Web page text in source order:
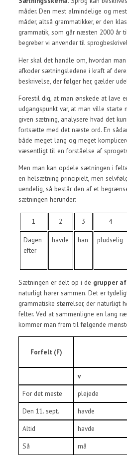
måder. Den mest almindelige og
måder, altså grammatikker, er den
grammatik, som går næsten 2000 år
begreber vi anvender til
Her skal det handle om, hvordan
afkoder sætningsledene i kraft af
beskrivelse, der følger her, gælder
Forestil dig, at man ønskede at lave
udgangspunkt var, at man ville starte
given sætning, analysere hvad det
fortsætte med det næste ord. En
både meget lang og meget
væsentligt til en forståelse af
Men man kan opdele sætningen i
en helsætning principielt, men
uendelig, så består den af et
sætningen herunder:
1 2 3 4
Dagen
efter
havde han pludselig
Sætningen er delt op i de grupper
naturligt hører sammen. Det er
grammatiske størrelser, der naturligt
felter. Ved at sammenligne en lang
kommer man frem til følgende
Forfelt (F)
v
For det meste
plejede
Den 11. sept.
havde
Altid
havde
Så
må